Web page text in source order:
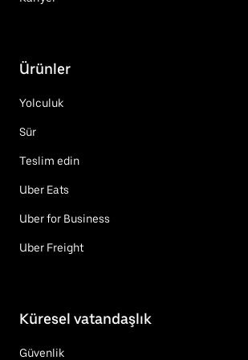
Ürünler
Yolculuk
Sür
Teslim edin
Uber Eats
Uber for Business
Uber Freight
Küresel vatandaşlık
Güvenlik